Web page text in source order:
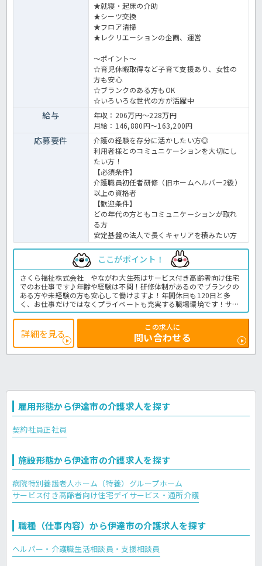
★就寝・起床の介助
★シーツ交換
★フロア清掃
★レクリエーションの企画、運営
～ポイント～
☆育児休暇取得など子育て支援あり、女性の
方も安心
☆ブランクのある方もOK
☆いろいろな世代の方が活躍中
給与
年収：206万円～228万円
月給：146,880円～163,200円
応募要件
介護の経験を存分に活かしたい方◎
利用者様とのコミュニケーションを大切にし
たい方！
【必須条件】
介護職員初任者研修（旧ホームヘルパー2級）
以上の資格者
【歓迎条件】
どの年代の方ともコミュニケーションが取れ
る方
安定基盤の法人で長くキャリアを積みたい方
ここがポイント！
さくら福祉株式会社 やながわ大生苑はサービス付き高齢者向け住宅
でのお仕事です♪年齢や経験は不問！研修体制があるのでブランクの
ある方や未経験の方も安心して働けますよ！年間休日も120日と多
く、お仕事だけではなくプライベートも充実する職場環境です！サ高
住での介護業務全般です。
＜介護職 正職員 サ高住の求人＞
詳細を見る
この求人に
問い合わせる
雇用形態から伊達市の介護求人を探す
契約社員正社員
施設形態から伊達市の介護求人を探す
病院特別養護老人ホーム（特養） グループホーム
サービス付き高齢者向け住宅デイサービス・通所介護
職種（仕事内容）から伊達市の介護求人を探す
ヘルパー・介護職生活相談員・支援相談員